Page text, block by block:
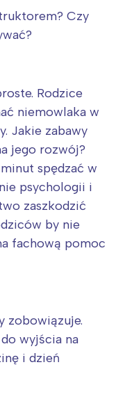
Czy
Rodzice
niemowlaka w
Jakie zabawy
jego rozwój?
spędzać w
psychologii i
zaszkodzić
by nie
fachową pomoc
zobowiązuje.
wyjścia na
i dzień